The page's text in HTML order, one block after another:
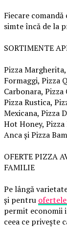
Fiecare
simte încă de la
SORTIMENTE
Pizza
Formaggi, Pizza
Carbonara,
Pizza Rustica,
Mexicana, Pizza
Hot Honey,
Anca și Pizza
OFERTE PIZZA
FAMILIE
Pe lângă
și pentru
permit economii
ceea ce privește